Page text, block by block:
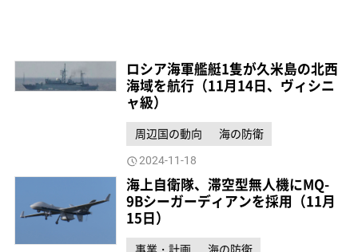
ロシア海軍艦艇1隻が久米島の北西
海域を航行（11月14日、ヴィシニ
ャ級）
周辺国の動向 海の防衛
2024-11-18
海上自衛隊、滞空型無人機にMQ-
9Bシーガーディアンを採用（11月
15日）
事業・計画 海の防衛